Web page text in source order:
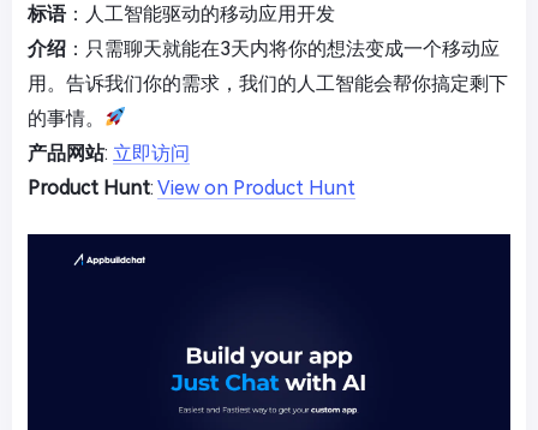
标语：人工智能驱动的移动应用开发
介绍 ：只需聊天就能在3天内将你的想法变成一个移动应
用。告诉我们你的需求，我们的人工智能会帮你搞定剩下
的事情。
产品网站: 立即访问
Product Hunt: View on Product Hunt